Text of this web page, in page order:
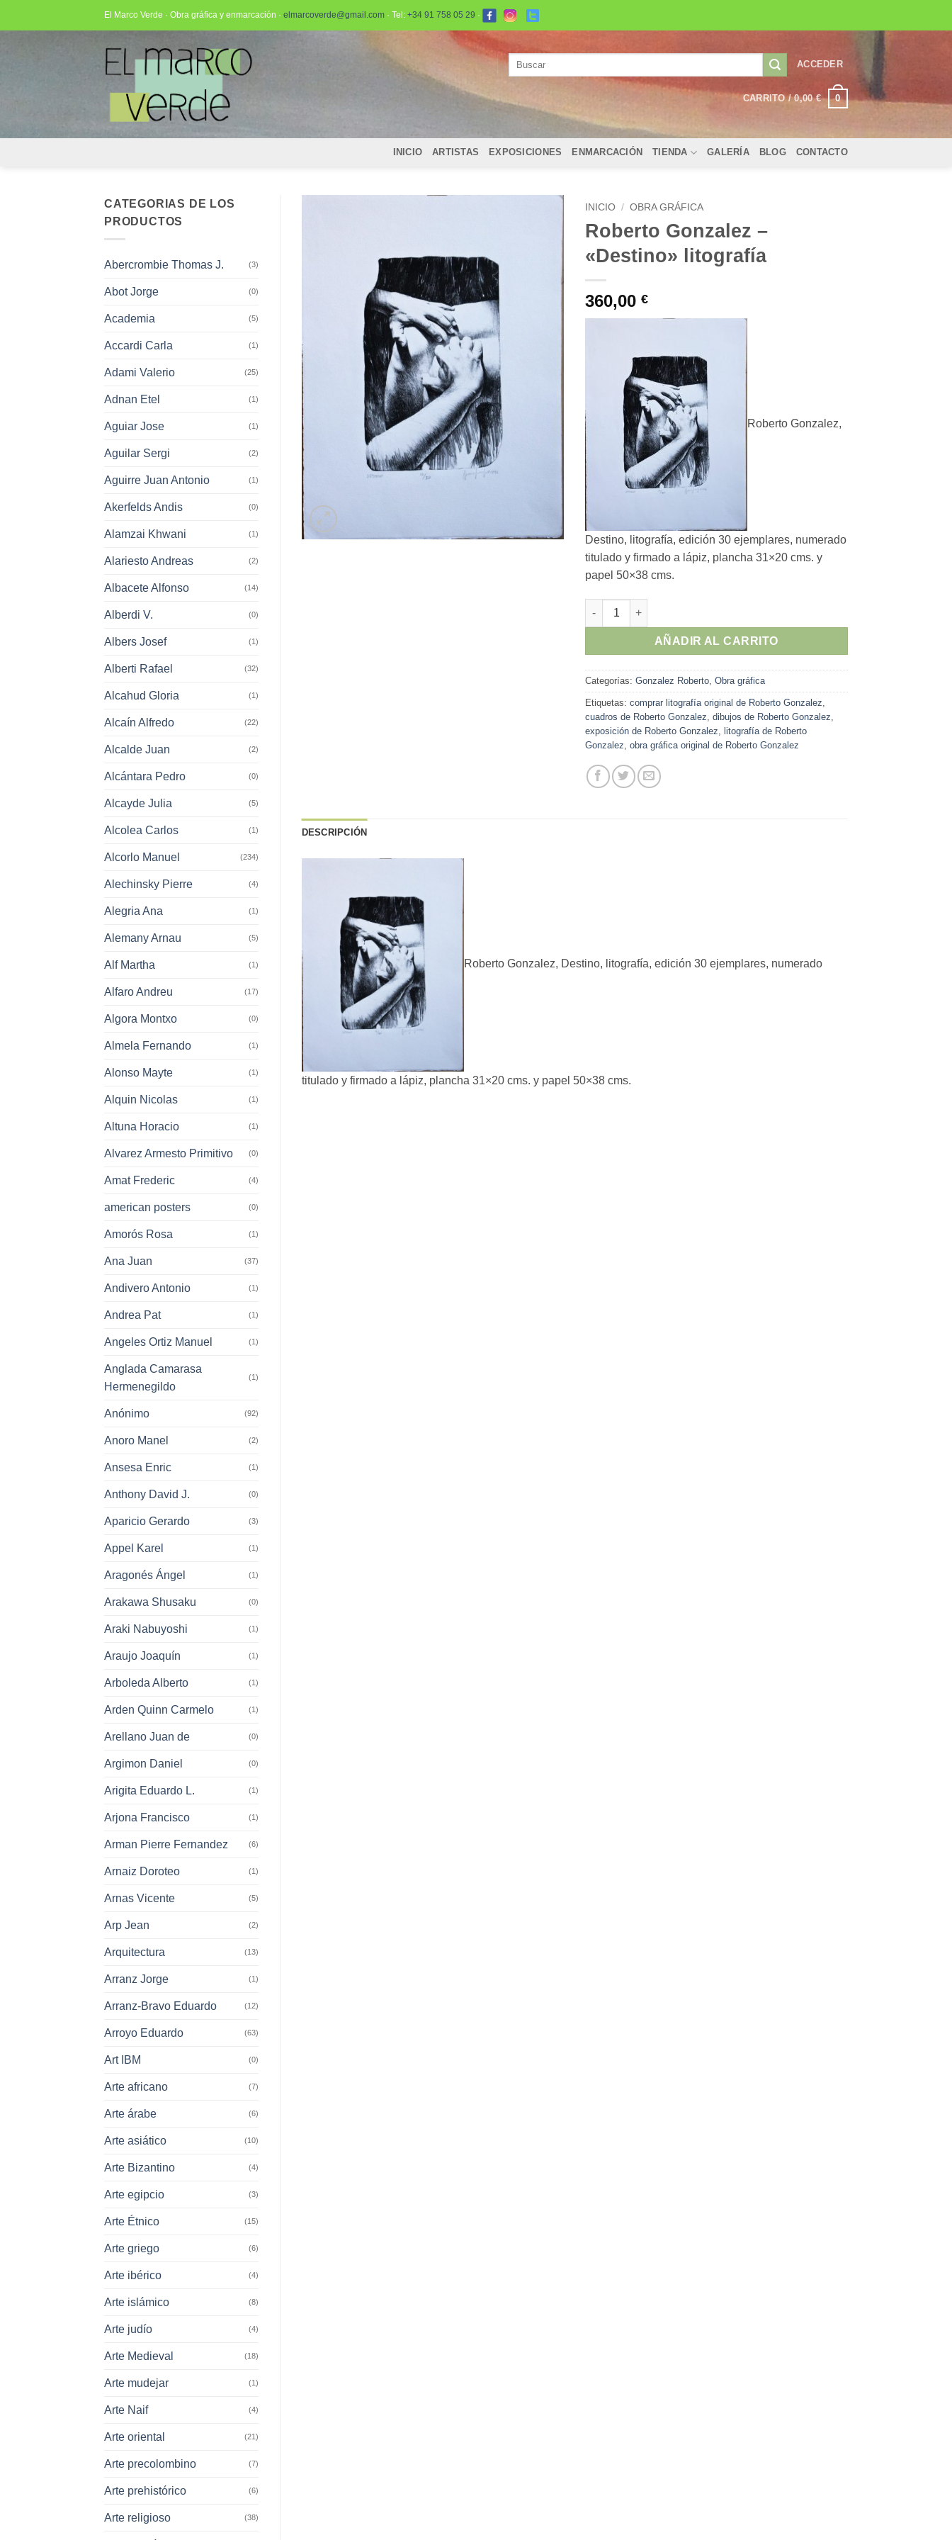
El Marco Verde · Obra gráfica y enmarcación · elmarcoverde@gmail.com · Tel: +34 91 758 05 29 ·
ACCEDER
CARRITO /0,00€ 0
INICIO ARTISTAS EXPOSICIONES ENMARCACIÓN TIENDA GALERÍA BLOG CONTACTO
CATEGORIAS DE LOS
PRODUCTOS
Abercrombie Thomas J. (3)
Abot Jorge (0)
Academia (5)
Accardi Carla (1)
Adami Valerio (25)
Adnan Etel (1)
Aguiar Jose (1)
Aguilar Sergi (2)
Aguirre Juan Antonio (1)
Akerfelds Andis (0)
Alamzai Khwani (1)
Alariesto Andreas (2)
Albacete Alfonso (14)
Alberdi V. (0)
Albers Josef (1)
Alberti Rafael (32)
Alcahud Gloria (1)
Alcaín Alfredo (22)
Alcalde Juan (2)
Alcántara Pedro (0)
Alcayde Julia (5)
Alcolea Carlos (1)
Alcorlo Manuel (234)
Alechinsky Pierre (4)
Alegria Ana (1)
Alemany Arnau (5)
Alf Martha (1)
Alfaro Andreu (17)
Algora Montxo (0)
Almela Fernando (1)
Alonso Mayte (1)
Alquin Nicolas (1)
Altuna Horacio (1)
Alvarez Armesto Primitivo (0)
Amat Frederic (4)
american posters (0)
Amorós Rosa (1)
Ana Juan (37)
Andivero Antonio (1)
Andrea Pat (1)
Angeles Ortiz Manuel (1)
Anglada Camarasa
Hermenegildo
(1)
Anónimo (92)
Anoro Manel (2)
Ansesa Enric (1)
Anthony David J. (0)
Aparicio Gerardo (3)
Appel Karel (1)
Aragonés Ángel (1)
Arakawa Shusaku (0)
Araki Nabuyoshi (1)
Araujo Joaquín (1)
Arboleda Alberto (1)
Arden Quinn Carmelo (1)
Arellano Juan de (0)
Argimon Daniel (0)
Arigita Eduardo L. (1)
Arjona Francisco (1)
Arman Pierre Fernandez (6)
Arnaiz Doroteo (1)
Arnas Vicente (5)
Arp Jean (2)
Arquitectura (13)
Arranz Jorge (1)
Arranz-Bravo Eduardo (12)
Arroyo Eduardo (63)
Art IBM (0)
Arte africano (7)
Arte árabe (6)
Arte asiático (10)
Arte Bizantino (4)
Arte egipcio (3)
Arte Étnico (15)
Arte griego (6)
Arte ibérico (4)
Arte islámico (8)
Arte judío (4)
Arte Medieval (18)
Arte mudejar (1)
Arte Naif (4)
Arte oriental (21)
Arte precolombino (7)
Arte prehistórico (6)
Arte religioso (38)
INICIO / OBRA GRÁFICA
Roberto Gonzalez –
«Destino» litografía
360,00€
Roberto Gonzalez,
Destino, litografía, edición 30 ejemplares, numerado
titulado y firmado a lápiz, plancha 31×20 cms. y
papel 50×38 cms.
Roberto Gonzalez - "Destino" litografía cantidad
AÑADIR AL CARRITO
Categorías:Gonzalez Roberto ,Obra gráfica
Etiquetas:comprar litografía original de Roberto Gonzalez
cuadros de Roberto Gonzalez ,dibujos de Roberto Gonzalez
exposición de Roberto Gonzalez ,litografía de Roberto
Gonzalez ,obra gráfica original de Roberto Gonzalez
DESCRIPCIÓN
Roberto Gonzalez, Destino, litografía, edición 30 ejemplares, numerado
titulado y firmado a lápiz, plancha 31×20 cms. y papel 50×38 cms.